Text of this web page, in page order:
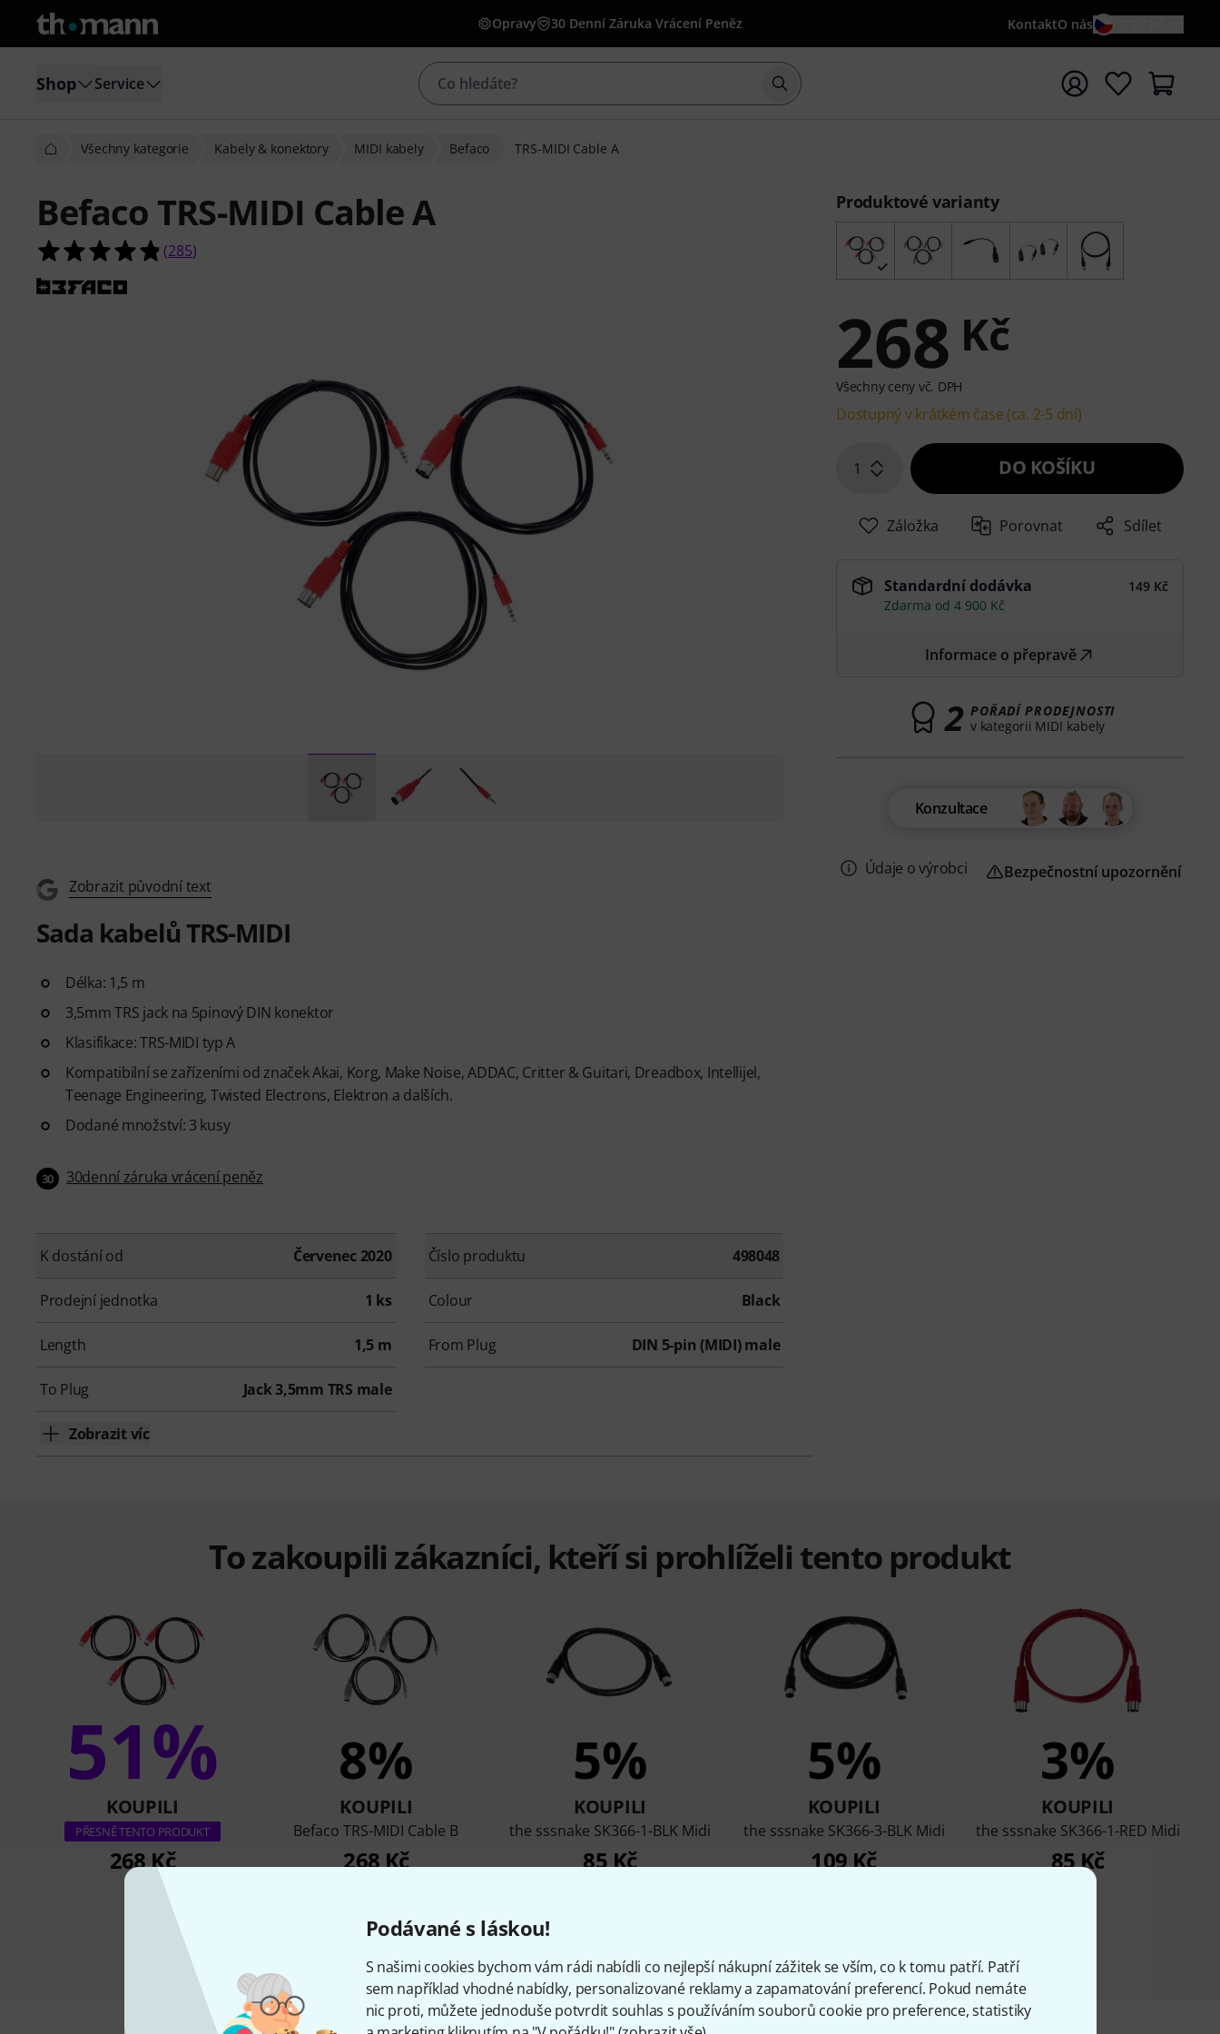
Podávané s láskou!
S našimi cookies bychom vám rádi nabídli co nejlepší nákupní zážitek se vším, co k tomu patří. Patří
sem například vhodné nabídky, personalizované reklamy a zapamatování preferencí. Pokud nemáte
nic proti, můžete jednoduše potvrdit souhlas s používáním souborů cookie pro preference, statistiky
Opravy 30 Denní Záruka Vrácení Peněz KontaktO nás
Shop Service Začít vyhledávání s vyhledávaným výrazem {searchTerm}
Všechny kategorie Kabely & konektory MIDI kabely Befaco TRS-MIDI Cable A
Befaco TRS-MIDI Cable A
4.8 z 5 hvězdiček z celkového počtu 285 hodnocení zákazníků
(285)
Zobrazit původní text
Sada kabelů TRS-MIDI
Délka: 1,5 m
3,5mm TRS jack na 5pinový DIN konektor
Klasifikace: TRS-MIDI typ A
Kompatibilní se zařízeními od značek Akai, Korg, Make Noise, ADDAC, Critter & Guitari, Dreadbox, Intellijel,
Teenage Engineering, Twisted Electrons, Elektron a dalších.
Dodané množství: 3 kusy
30 30denní záruka vrácení peněz
K dostání od Červenec 2020 Číslo produktu 498048
Prodejní jednotka 1 ks Colour Black
Length 1,5 m From Plug DIN 5-pin (MIDI) male
To Plug Jack 3,5mm TRS male
Zobrazit víc
Produktové varianty
268 Kč
Všechny ceny vč. DPH
Dostupný v krátkém čase (ca. 2-5 dní)
1 DO KOŠÍKU
Záložka Porovnat Sdílet
Standardní dodávka
149 Kč
Zdarma od 4 900 Kč
Informace o přepravě
2 POŘADÍ PRODEJNOSTI
v kategorii MIDI kabely
Konzultace
Údaje o výrobci Bezpečnostní upozornění
To zakoupili zákazníci, kteří si prohlíželi tento produkt
51%
KOUPILI
PŘESNĚ TENTO PRODUKT
268 Kč
8%
KOUPILI
Befaco TRS-MIDI Cable B
268 Kč
5%
KOUPILI
the sssnake SK366-1-BLK Midi
85 Kč
5%
KOUPILI
the sssnake SK366-3-BLK Midi
109 Kč
3%
KOUPILI
the sssnake SK366-1-RED Midi
85 Kč